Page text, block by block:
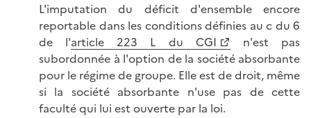
L'imputation du déficit d'ensemble encore
reportable dans les conditions définies au c du 6
de l'article 223 L du CGI
n'est pas
subordonnée à l'option de la société absorbante
pour le régime de groupe. Elle est de droit, même
si la société absorbante n'use pas de cette
faculté qui lui est ouverte par la loi.